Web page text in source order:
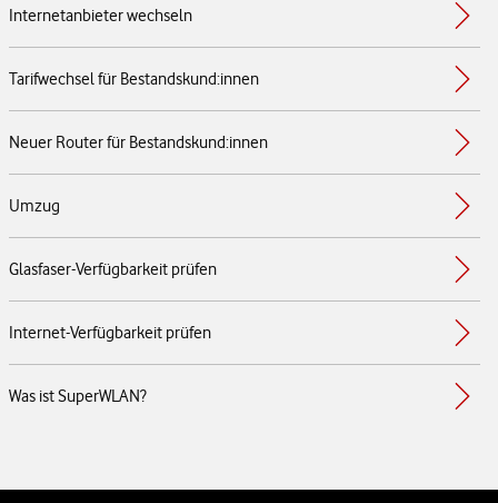
Internetanbieter wechseln
Tarifwechsel für Bestandskund:innen
Neuer Router für Bestandskund:innen
Umzug
Glasfaser-Verfügbarkeit prüfen
Internet-Verfügbarkeit prüfen
Was ist SuperWLAN?